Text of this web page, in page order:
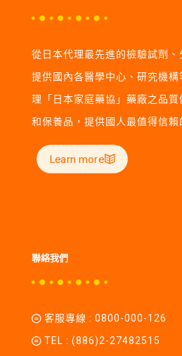
從日本代理最先進的檢驗試劑、
提供國內各醫學中心、研究機構
理「日本家庭藥協」藥廠之品質
和保養品，提供國人最值得信賴
Learn more
聯絡我們
客服專線 : 0800-000-126
TEL : (886)2-27482515